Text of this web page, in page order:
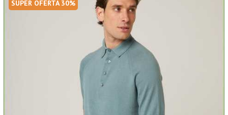
SUPER OFERTA 30%